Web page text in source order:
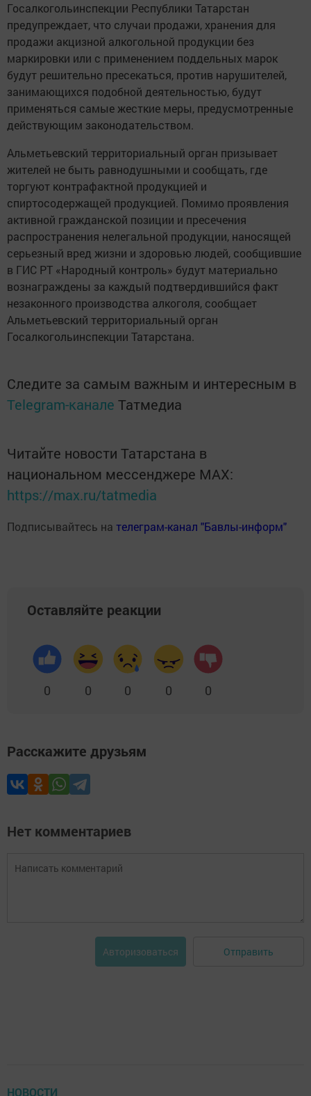
Госалкогольинспекции Республики Татарстан
предупреждает, что случаи продажи, хранения для
продажи акцизной алкогольной продукции без
маркировки или с применением поддельных марок
будут решительно пресекаться, против нарушителей,
занимающихся подобной деятельностью, будут
применяться самые жесткие меры, предусмотренные
действующим законодательством.
Альметьевский территориальный орган призывает
жителей не быть равнодушными и сообщать, где
торгуют контрафактной продукцией и
спиртосодержащей продукцией. Помимо проявления
активной гражданской позиции и пресечения
распространения нелегальной продукции, наносящей
серьезный вред жизни и здоровью людей, сообщившие
в ГИС РТ «Народный контроль» будут материально
вознаграждены за каждый подтвердившийся факт
незаконного производства алкоголя, сообщает
Альметьевский территориальный орган
Госалкогольинспекции Татарстана.
Следите за самым важным и интересным в
Telegram-канале Татмедиа
Читайте новости Татарстана в
национальном мессенджере MАХ:
https://max.ru/tatmedia
Подписывайтесь на телеграм-канал "Бавлы-информ"
Оставляйте реакции
0 0 0 0 0
Расскажите друзьям
Нет комментариев
Авторизоваться Отправить
НОВОСТИ